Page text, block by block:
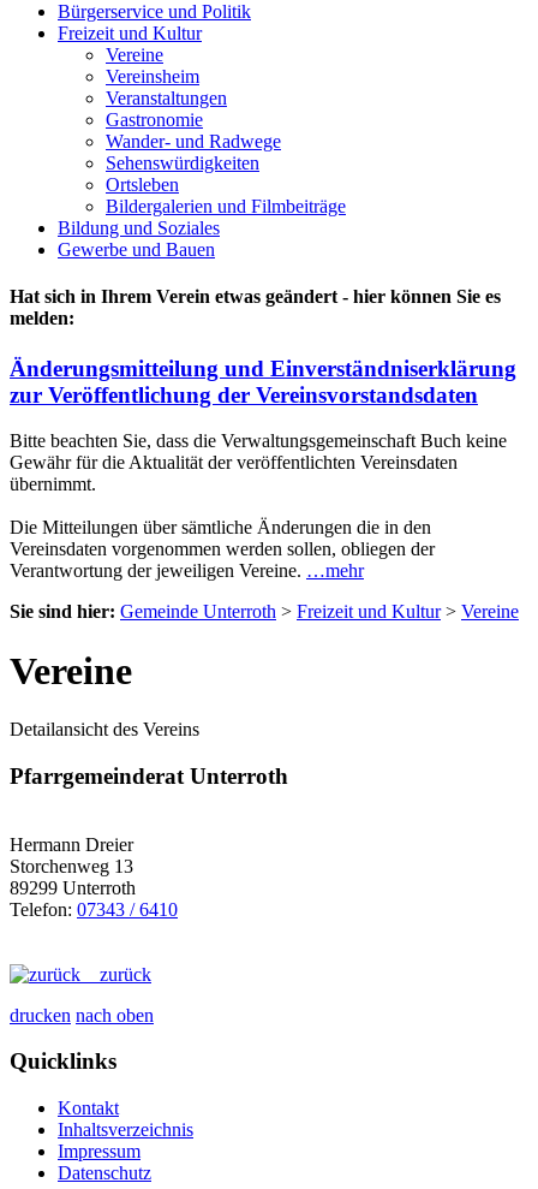
Bürgerservice und Politik
Freizeit und Kultur
Vereine
Vereinsheim
Veranstaltungen
Gastronomie
Wander- und Radwege
Sehenswürdigkeiten
Ortsleben
Bildergalerien und Filmbeiträge
Bildung und Soziales
Gewerbe und Bauen
Hat sich in Ihrem Verein etwas geändert - hier können Sie es
melden:
Änderungsmitteilung und Einverständniserklärung
zur Veröffentlichung der Vereinsvorstandsdaten
Bitte beachten Sie, dass die Verwaltungsgemeinschaft Buch keine
Gewähr für die Aktualität der veröffentlichten Vereinsdaten
übernimmt.
Die Mitteilungen über sämtliche Änderungen die in den
Vereinsdaten vorgenommen werden sollen, obliegen der
Verantwortung der jeweiligen Vereine. …mehr
Sie sind hier: Gemeinde Unterroth > Freizeit und Kultur> Vereine
Vereine
Detailansicht des Vereins
Pfarrgemeinderat Unterroth
Hermann Dreier
Storchenweg 13
89299 Unterroth
Telefon: 07343 / 6410
zurück
drucken nach oben
Quicklinks
Kontakt
Inhaltsverzeichnis
Impressum
Datenschutz